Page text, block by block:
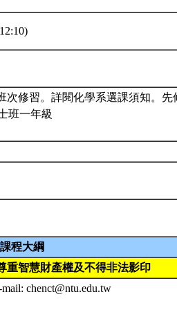
修習。詳閱化學系選課須知。先
班一年級
課程大綱
重智慧財產權及不得非法影印
chenct@ntu.edu.tw